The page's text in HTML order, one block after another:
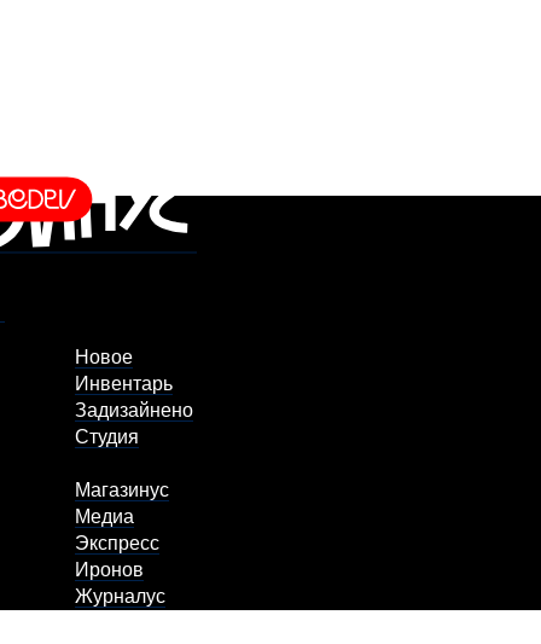
Новое
Инвентарь
Задизайнено
Студия
Магазинус
Медиа
Экспресс
Иронов
Журналус